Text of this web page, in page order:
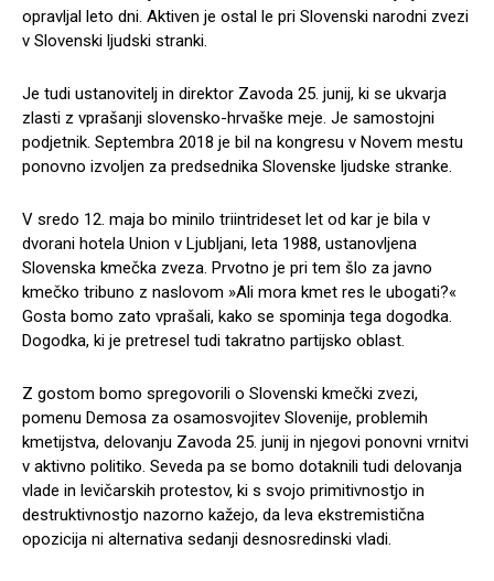
opravljal leto dni. Aktiven je ostal le pri Slovenski narodni zvezi
v Slovenski ljudski stranki.
Je tudi ustanovitelj in direktor Zavoda 25. junij, ki se ukvarja
zlasti z vprašanji slovensko-hrvaške meje. Je samostojni
podjetnik. Septembra 2018 je bil na kongresu v Novem mestu
ponovno izvoljen za predsednika Slovenske ljudske stranke.
V sredo 12. maja bo minilo triintrideset let od kar je bila v
dvorani hotela Union v Ljubljani, leta 1988, ustanovljena
Slovenska kmečka zveza. Prvotno je pri tem šlo za javno
kmečko tribuno z naslovom »Ali mora kmet res le ubogati?«
Gosta bomo zato vprašali, kako se spominja tega dogodka.
Dogodka, ki je pretresel tudi takratno partijsko oblast.
Z gostom bomo spregovorili o Slovenski kmečki zvezi,
pomenu Demosa za osamosvojitev Slovenije, problemih
kmetijstva, delovanju Zavoda 25. junij in njegovi ponovni vrnitvi
v aktivno politiko. Seveda pa se bomo dotaknili tudi delovanja
vlade in levičarskih protestov, ki s svojo primitivnostjo in
destruktivnostjo nazorno kažejo, da leva ekstremistična
opozicija ni alternativa sedanji desnosredinski vladi.